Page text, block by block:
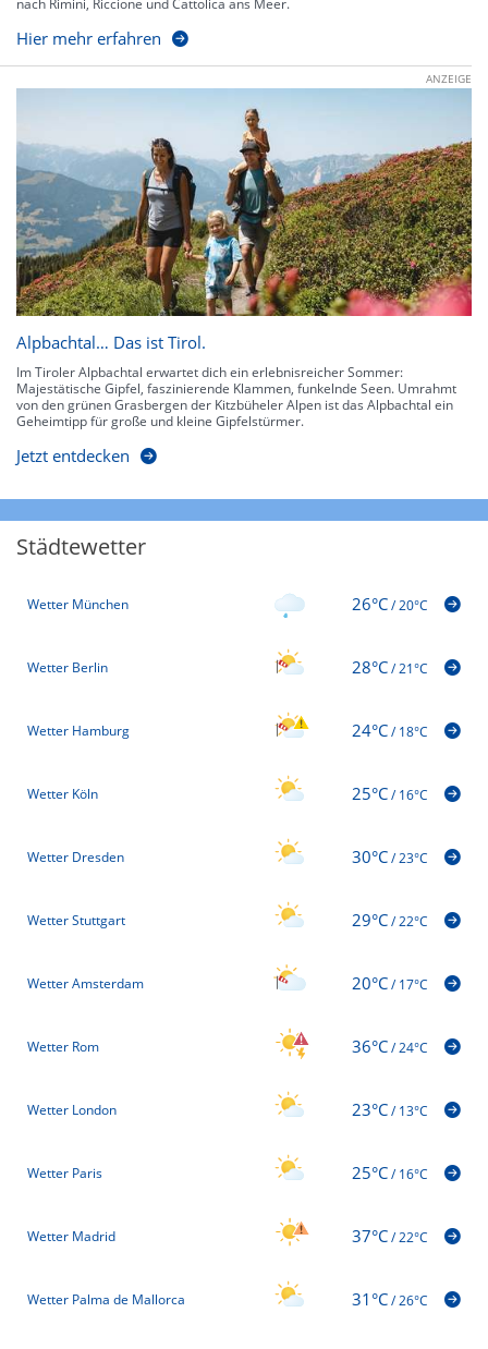
nach Rimini, Riccione und Cattolica ans Meer.
Hier mehr erfahren
ANZEIGE
Alpbachtal… Das ist Tirol.
Im Tiroler Alpbachtal erwartet dich ein erlebnisreicher Sommer:
Majestätische Gipfel, faszinierende Klammen, funkelnde Seen. Umrahmt
von den grünen Grasbergen der Kitzbüheler Alpen ist das Alpbachtal ein
Geheimtipp für große und kleine Gipfelstürmer.
Jetzt entdecken
Städtewetter
Wetter München 26°C/20°C
Wetter Berlin 28°C/21°C
Wetter Hamburg 24°C/18°C
Wetter Köln 25°C/16°C
Wetter Dresden 30°C/23°C
Wetter Stuttgart 29°C/22°C
Wetter Amsterdam 20°C/17°C
Wetter Rom 36°C/24°C
Wetter London 23°C/13°C
Wetter Paris 25°C/16°C
Wetter Madrid 37°C/22°C
Wetter Palma de Mallorca 31°C/26°C